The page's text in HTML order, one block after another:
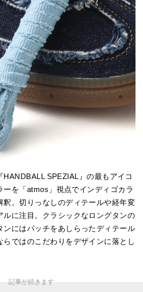
HANDBALL SPEZIAL』の最もアイコ
ーを「atmos」視点でインディゴカラ
釈。切りっなしのディテールや経年変
ルに注目。クラシックなロングタンの
ンにはパッチをあしらったディテール
らではのこだわりをデザインに落とし